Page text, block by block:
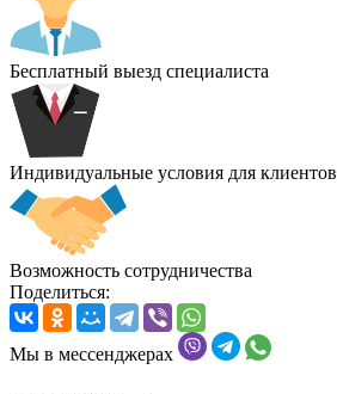
Бесплатный выезд специалиста
Индивидуальные условия для клиентов
Возможность сотрудничества
Поделиться:
Мы в мессенджерах